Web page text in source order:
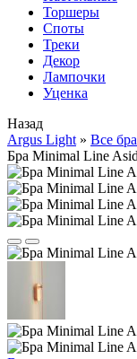
Торшеры
Споты
Треки
Декор
Лампочки
Уценка
Назад
Argus Light » Все
Бра Minimal Line